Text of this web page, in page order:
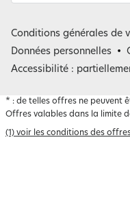
Belgique
Conditions générales de
Données personnelles
Accessibilité :
* : de telles offres ne peuvent
Offres valables dans la limite
(1) voir les conditions des